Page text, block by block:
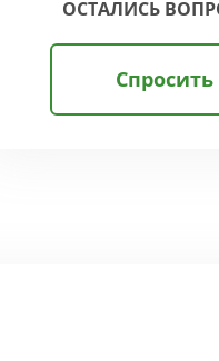
ОСТАЛИСЬ
Спросить